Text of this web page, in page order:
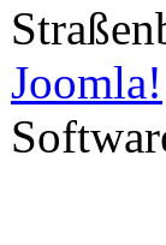
Joomla!